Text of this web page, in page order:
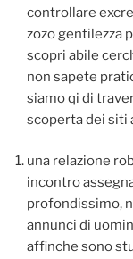
controllare
zozo gentilezza
scopri abile
non sapete
siamo qi di
scoperta dei siti
una relazione
incontro
profondissimo,
annunci di
affinche sono